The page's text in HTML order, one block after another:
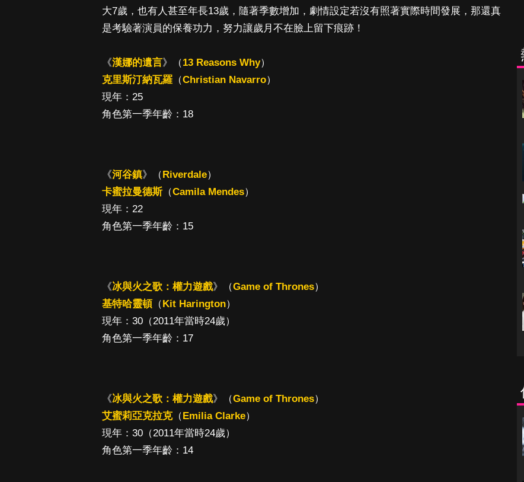
大7歲，也有人甚至年長13歲，隨著季數增加，劇情設定若沒有照著實際時間發展，那還真
是考驗著演員的保養功力，努力讓歲月不在臉上留下痕跡！
《漢娜的遺言》（13 Reasons Why）
克里斯汀納瓦羅 （Christian Navarro）
現年：25
角色第一季年齡：18
《河谷鎮》（Riverdale）
卡蜜拉曼德斯（Camila Mendes）
現年：22
角色第一季年齡：15
《冰與火之歌：權力遊戲》（Game of Thrones）
基特哈靈頓（Kit Harington）
現年：30（2011年當時24歲）
角色第一季年齡：17
《冰與火之歌：權力遊戲》（Game of Thrones）
艾蜜莉亞克拉克（Emilia Clarke）
現年：30（2011年當時24歲）
角色第一季年齡：14